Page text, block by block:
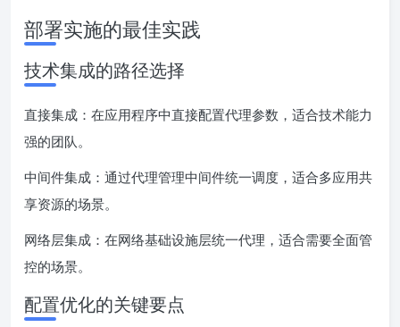
部署实施的最佳实践
技术集成的路径选择
直接集成：在应用程序中直接配置代理参数，适合技术能力
强的团队。
中间件集成：通过代理管理中间件统一调度，适合多应用共
享资源的场景。
网络层集成：在网络基础设施层统一代理，适合需要全面管
控的场景。
配置优化的关键要点